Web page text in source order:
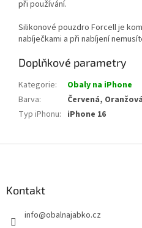
při používání.
Silikonové pouzdro Forcell je
nabíječkami a při nabíjení
Doplňkové parametry
Kategorie:
Obaly na iPhone
Barva:
Červená, Oranžová
Typ iPhonu: iPhone 16
Kontakt
info@obalnajabko.cz